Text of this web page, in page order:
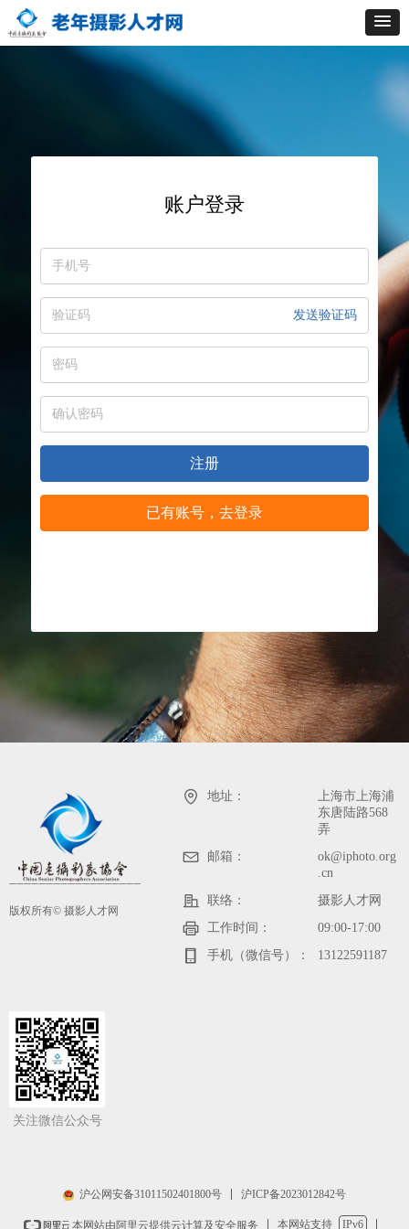
账户登录
发送验证码
注册
已有账号，去登录
——————————————————
版权所有© 摄影人才网
关注微信公众号
地址：
上海市上海浦
东唐陆路568
弄
邮箱：
ok@iphoto.org
.cn
联络：
摄影人才网
工作时间：
09:00-17:00
手机（微信号）：
13122591187
沪公网安备31011502401800号 沪ICP备2023012842号
本网站由阿里云提供云计算及安全服务 本网站支持 IPv6